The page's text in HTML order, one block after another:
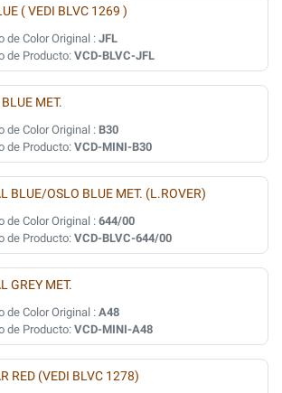
( VEDI BLVC 1269 )
de Color Original : JFL
de Producto: VCD-BLVC-JFL
MET.
de Color Original : B30
de Producto: VCD-MINI-B30
BLUE/OSLO BLUE MET. (L.ROVER)
de Color Original : 644/00
de Producto: VCD-BLVC-644/00
GREY MET.
de Color Original : A48
de Producto: VCD-MINI-A48
RED (VEDI BLVC 1278)